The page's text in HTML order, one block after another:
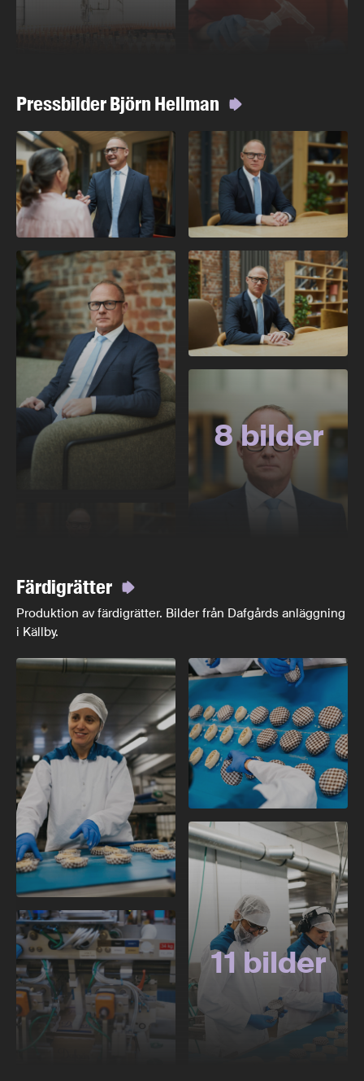
Pressbilder Björn Hellman
8 bilder
Färdigrätter
Produktion av färdigrätter. Bilder från Dafgårds anläggning
i Källby.
11 bilder